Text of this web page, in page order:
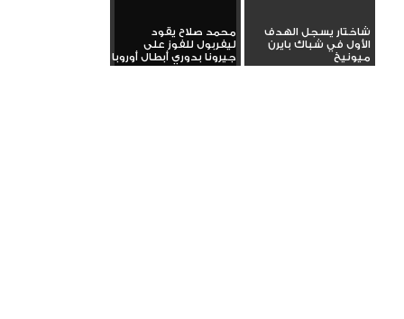
شاختار يسجل الهدف
الأول في شباك بايرن
ميونيخ
محمد صلاح يقود
ليفربول للفوز على
جيرونا بدوري أبطال أوروبا